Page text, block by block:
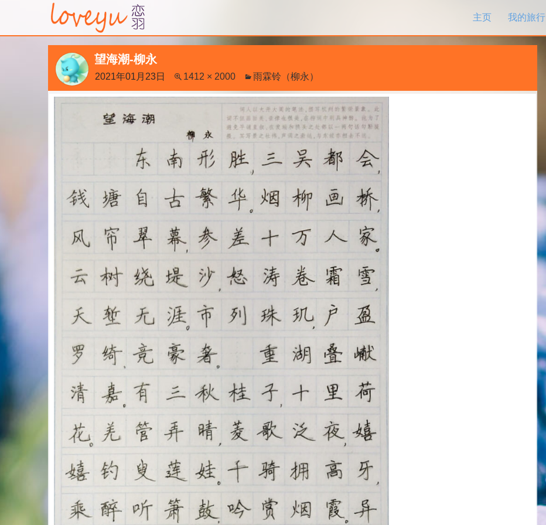
主页
我的旅行
望海潮-柳永
2021年01月23日 1412 × 2000 雨霖铃（柳永）